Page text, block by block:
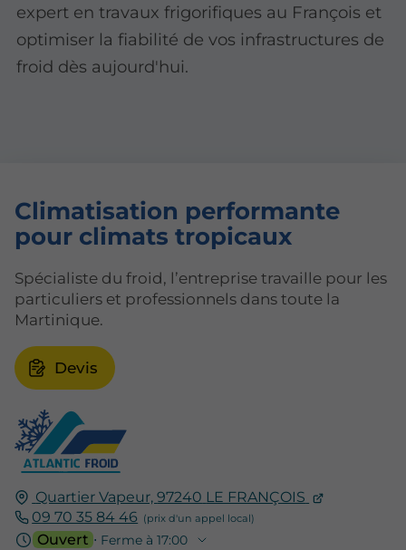
expert en travaux frigorifiques au François et
optimiser la fiabilité de vos infrastructures de
froid dès aujourd'hui.
Quartier Vapeur,97240 LE FRANÇOIS
09 70 35 84 46
Ouvert ⋅ Ferme à 17:00
Climatisation performante
pour climats tropicaux
Spécialiste du froid, l’entreprise travaille pour les
particuliers et professionnels dans toute la
Martinique.
Devis